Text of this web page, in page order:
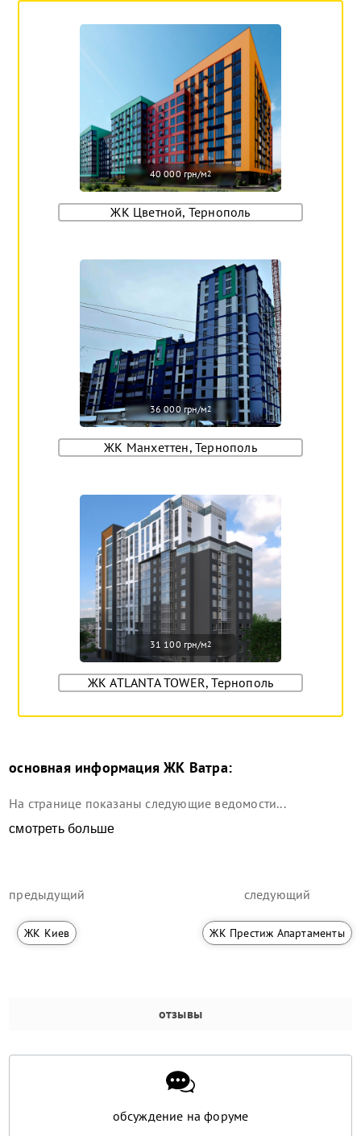
40 000 грн/м2
ЖК Цветной, Тернополь
36 000 грн/м2
ЖК Манхеттен, Тернополь
31 100 грн/м2
ЖК ATLANTA TOWER, Тернополь
основная информация ЖК Ватра:
На странице показаны следующие ведомости...
смотреть больше
предыдущий
ЖК Киев
следующий
ЖК Престиж Апартаменты
отзывы
обсуждение на форуме